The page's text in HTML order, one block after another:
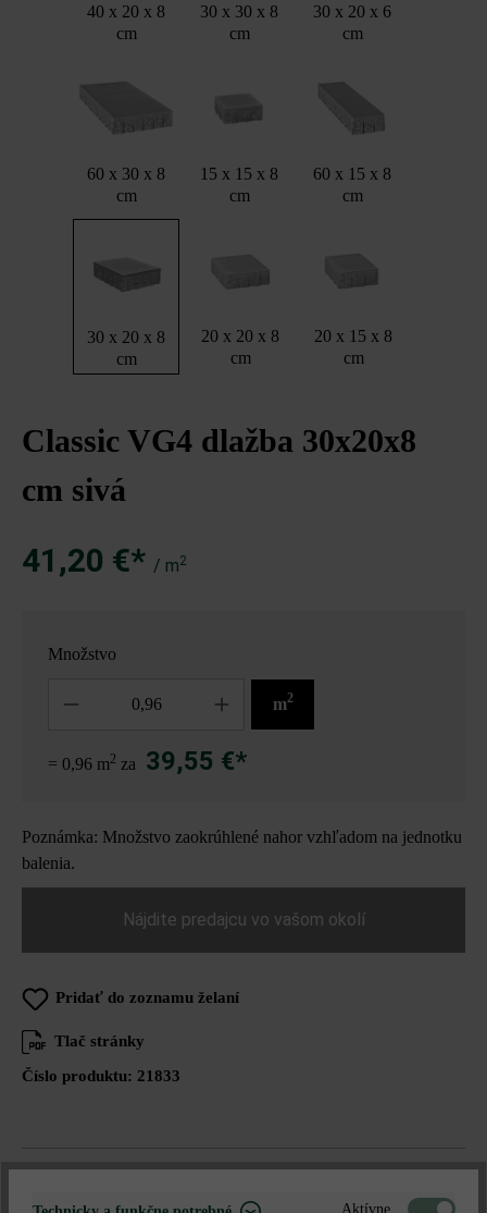
40 x 20 x 8
cm
30 x 30 x 8
cm
30 x 20 x 6
cm
60 x 30 x 8
cm
15 x 15 x 8
cm
60 x 15 x 8
cm
30 x 20 x 8
cm
20 x 20 x 8
cm
20 x 15 x 8
cm
Classic VG4 dlažba 30x20x8
cm sivá
41,20 €* / m2
Množstvo
m2
= 0,96 m2 za 39,55 €*
Poznámka: Množstvo zaokrúhlené nahor vzhľadom na jednotku
balenia.
Nájdite predajcu vo vašom okolí
Pridať do zoznamu želaní
Tlač stránky
Číslo produktu: 21833
Aktívne